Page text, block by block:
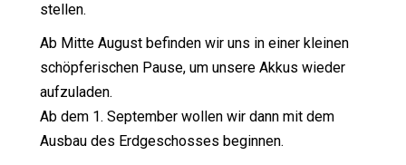
stellen.
Ab Mitte August befinden wir uns in einer kleinen
schöpferischen Pause, um unsere Akkus wieder
aufzuladen.
Ab dem 1. September wollen wir dann mit dem
Ausbau des Erdgeschosses beginnen.